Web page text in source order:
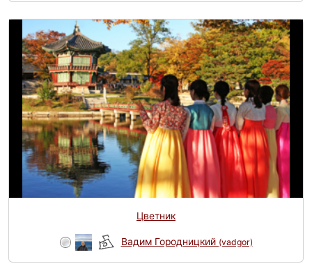
Цветник
Вадим Городницкий (vadgor)